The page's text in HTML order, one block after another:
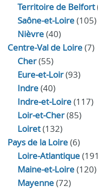
Territoire de Belfort
Saône-et-Loire(105)
Nièvre(40)
Centre-Val de Loire(7)
Cher(55)
Eure‑et‑Loir(93)
Indre(40)
Indre‑et‑Loire(117)
Loir‑et‑Cher(85)
Loiret(132)
Pays de la Loire(6)
Loire-Atlantique
Maine-et-Loire(120)
Mayenne(72)